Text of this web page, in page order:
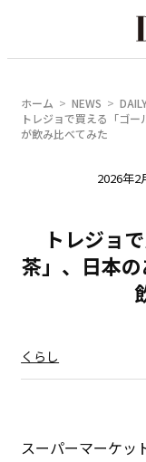
ホーム NEWS
トレジョで買える「ゴ
が飲み比べてみた
2026年2
トレジョ
茶」、日本
くらし
スーパーマーケッ